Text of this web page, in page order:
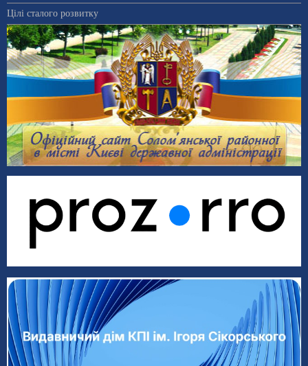
Цілі сталого розвитку